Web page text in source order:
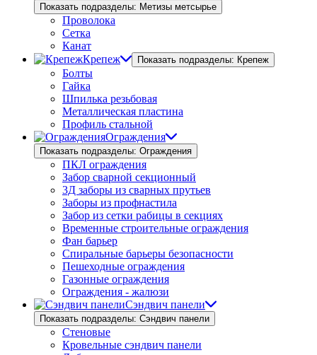
Показать подразделы: Метизы метсырье
Проволока
Сетка
Канат
Крепеж
Показать подразделы: Крепеж
Болты
Гайка
Шпилька резьбовая
Металлическая пластина
Профиль стальной
Ограждения
Показать подразделы: Ограждения
ПКЛ ограждения
Забор сварной секционный
3Д заборы из сварных прутьев
Заборы из профнастила
Забор из сетки рабицы в секциях
Временные строительные ограждения
Фан барьер
Спиральные барьеры безопасности
Пешеходные ограждения
Газонные ограждения
Ограждения - жалюзи
Сэндвич панели
Показать подразделы: Сэндвич панели
Стеновые
Кровельные сэндвич панели